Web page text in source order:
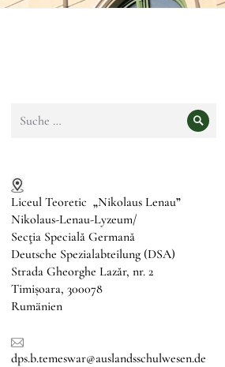
nach:
Suche
Liceul Teoretic „Nikolaus Lenau”
Nikolaus-Lenau-Lyzeum/
Secţia Specială Germană
Deutsche Spezialabteilung (DSA)
Strada Gheorghe Lazăr, nr. 2
Timișoara, 300078
Rumänien
dps.b.temeswar@auslandsschulwesen.de